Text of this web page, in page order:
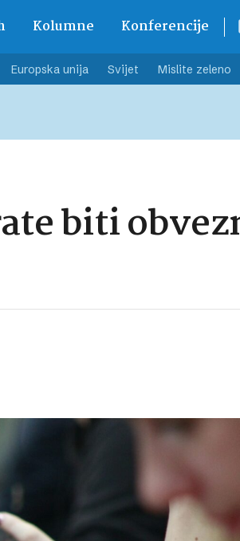
Kolumne Konferencije
Europska unija Svijet Mislite zeleno
biti